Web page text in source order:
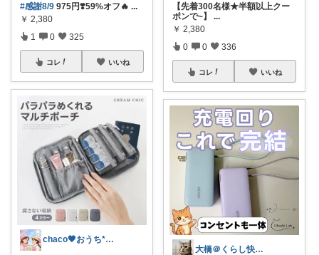
#感謝8/9 975円❣️59%オフ🔥 ...
￥ 2,380
1 0 325
コレ いいね
chaco🖤おうち*子育て*ママグッズ
【先着300名様★半額以上クー
ポンで~】 ...
￥ 2,380
0 0 336
コレ いいね
大橋＠くらし快適LAB🌿